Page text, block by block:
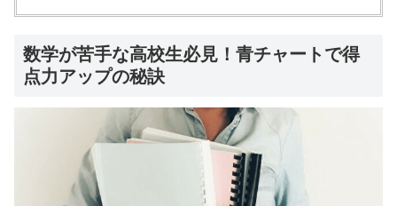
数学が苦手な高校生必見！青チャートで得
点力アップの秘訣